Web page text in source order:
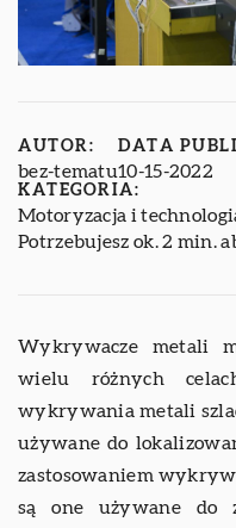
AUTOR:
bez-tematu
DATA
10-15-2022
KATEGORIA:
Motoryzacja i
Potrzebujesz ok. 2 min.
Wykrywacze metali
wielu różnych
wykrywania metali
używane do
zastosowaniem
są one używane do